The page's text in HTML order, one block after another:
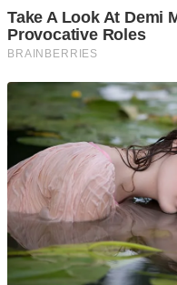
0
Ver Más